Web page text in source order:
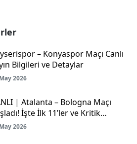
– Konyaspor Maçı Canlı
Bilgileri ve Detaylar
2026
| Atalanta – Bologna Maçı
İşte İlk 11’ler ve Kritik
Detayları
2026